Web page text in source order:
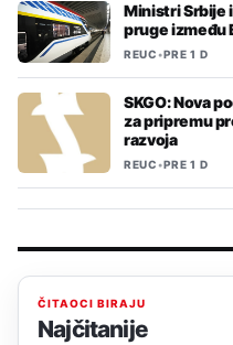
Ministri Srbije
pruge između
REUC•PRE 1 D
SKGO: Nova
za pripremu
razvoja
REUC•PRE 1 D
ČITAOCI BIRAJU
Najčitanije